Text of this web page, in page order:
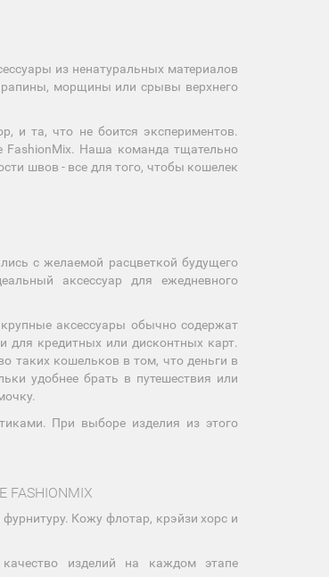
из ненатуральных материалов
морщины или срывы верхнего
и та, что не боится экспериментов.
FashionMix. Наша команда тщательно
швов - все для того, чтобы кошелек
с желаемой расцветкой будущего
аксессуар для ежедневного
аксессуары обычно содержат
для кредитных или дисконтных карт.
таких кошельков в том, что деньги в
удобнее брать в путешествия или
При выборе изделия из этого
Кожу флотар, крэйзи хорс и
изделий на каждом этапе